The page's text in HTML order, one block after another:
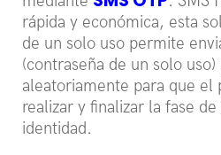
rápida y económica, esta
de un solo uso permite
(contraseña de un solo uso)
aleatoriamente para que el
realizar y finalizar la fase
identidad.